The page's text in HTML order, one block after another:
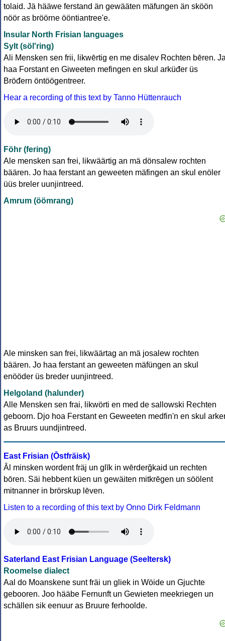
tolaid. Jä hääwe ferstand än gewääten mäfungen än sköön
nöör as bröörne ööntiantree'e.
Insular North Frisian languages
Sylt (söl'ring)
Ali Mensken sen frii, likwērtig en me disalev Rochten bēren.
haa Forstant en Giweeten mefingen en skul arküđer üs
Bröđern öntöögentreer.
Hear a recording of this text by Tanno Hüttenrauch
Föhr (fering)
Ale mensken san frei, likwäärtig an mä dönsalew rochten
bäären. Jo haa ferstant an geweeten mäfingen an skul enöler
üüs breler uunjintreed.
Amrum (öömrang)
Ale minsken san frei, likwäärtag an mä josalew rochten
bäären. Jo haa ferstant an geweeten mäfüngen an skul
enööder üs breder uunjintreed.
Helgoland (halunder)
Alle Mensken sen frai, likwörti en med de sallowski Rechten
geboorn. Djo hoa Ferstant en Geweeten medfin'n en skul
as Bruurs uundjintreed.
East Frisian (Ōstfräisk)
Âl minsken wordent fräj un glīk in wērderğkaid un rechten
bōren. Säi hebbent küen un gewäiten mitkrēgen un söölent
mitnanner in brörskup lēven.
Listen to a recording of this text by Onno Dirk Feldmann
Saterland East Frisian Language (Seeltersk)
Roomelse dialect
Aal do Moanskene sunt fräi un gliek in Wöide un Gjuchte
gebooren. Joo hääbe Fernunft un Gewieten meekriegen un
schällen sik eenuur as Bruure ferhoolde.